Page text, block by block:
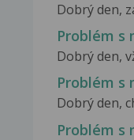
Dobrý den,
Problém s
Dobrý den,
Problém s
Dobrý den,
Problém s